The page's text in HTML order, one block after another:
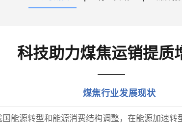
科技助力煤焦运销提质
煤焦行业发展现状
能源转型和能源消费结构调整，在能源加速